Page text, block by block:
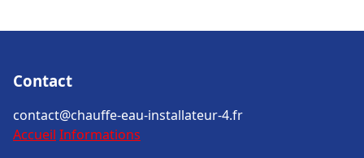
Contact
contact@chauffe-eau-installateur-4.fr
Accueil Informations